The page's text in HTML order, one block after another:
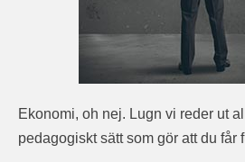
Ekonomi, oh nej. Lugn vi reder ut
pedagogiskt sätt som gör att du får